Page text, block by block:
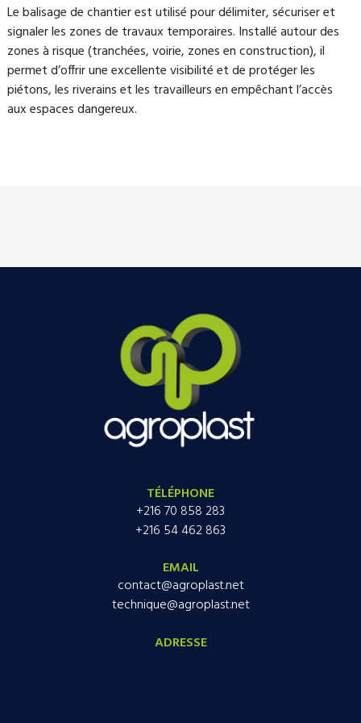
Le balisage de chantier est utilisé pour délimiter, sécuriser et
signaler les zones de travaux temporaires. Installé autour des
zones à risque (tranchées, voirie, zones en construction), il
permet d’offrir une excellente visibilité et de protéger les
piétons, les riverains et les travailleurs en empêchant l’accès
aux espaces dangereux.
TÉLÉPHONE
+216 70 858 283
+216 54 462 863
EMAIL
contact@agroplast.net
technique@agroplast.net
ADRESSE